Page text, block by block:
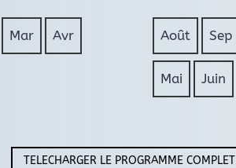
Mar Avr Août Sep
Mai Juin
TELECHARGER LE PROGRAMME COMPLET